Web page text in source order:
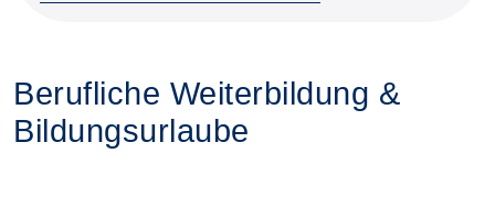
Berufliche Weiterbildung &
Bildungsurlaube